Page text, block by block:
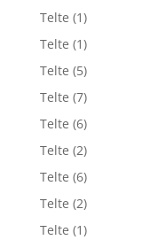
Telte (1)
Telte (1)
Telte (5)
Telte (7)
Telte (6)
Telte (2)
Telte (6)
Telte (2)
Telte (1)